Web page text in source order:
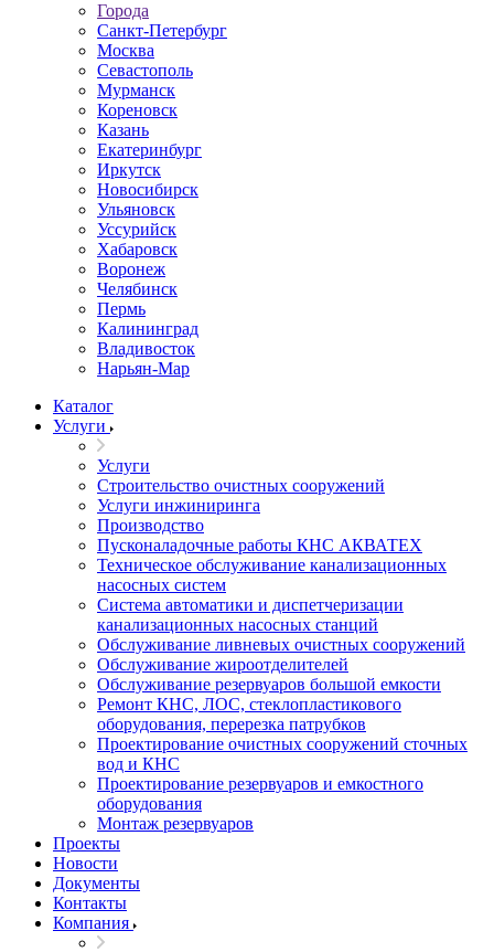
Города
Санкт-Петербург
Москва
Севастополь
Мурманск
Кореновск
Казань
Екатеринбург
Иркутск
Новосибирск
Ульяновск
Уссурийск
Хабаровск
Воронеж
Челябинск
Пермь
Калининград
Владивосток
Нарьян-Мар
Каталог
Услуги
Услуги
Строительство очистных сооружений
Услуги инжиниринга
Производство
Пусконаладочные работы КНС АКВАТЕХ
Техническое обслуживание канализационных
насосных систем
Система автоматики и диспетчеризации
канализационных насосных станций
Обслуживание ливневых очистных сооружений
Обслуживание жироотделителей
Обслуживание резервуаров большой емкости
Ремонт КНС, ЛОС, стеклопластикового
оборудования, перерезка патрубков
Проектирование очистных сооружений сточных
вод и КНС
Проектирование резервуаров и емкостного
оборудования
Монтаж резервуаров
Проекты
Новости
Документы
Контакты
Компания